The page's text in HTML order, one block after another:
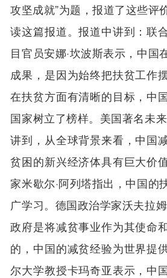
攻坚成就”为题，报道了这些评
读这篇报道。报道中讲到：联
目官员安娜·坎波斯表示，中国
成果，是因为始终把扶贫工作
在扶贫方面有清晰的目标，中
国家树立了榜样。美国著名未
讲到，从全球背景来看，中国
贫困的新兴经济体具有巨大价
家米歇尔·阿列塔指出，中国的
广学习。德国政治学家沃夫拉
政府是将减贫事业作为其使命
的，中国的减贫经验为世界提
尔大学教授卡玛奇亚表示，中